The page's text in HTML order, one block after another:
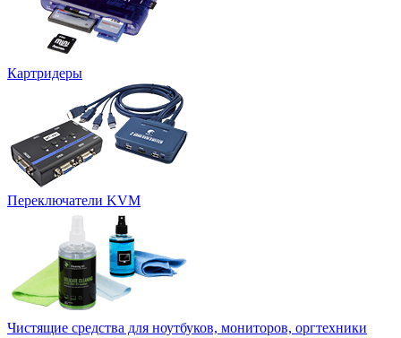
Картридеры
Переключатели KVM
Чистящие средства для ноутбуков, мониторов, оргтехники